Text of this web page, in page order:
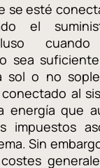
se esté
el
sea
sol o no
al
energía que
impuestos
Sin